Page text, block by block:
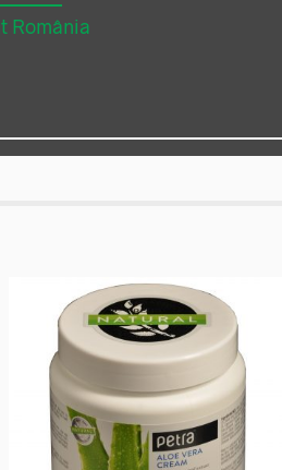
România